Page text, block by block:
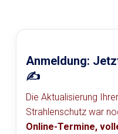
Anmeldung:
✍️
Die Aktualisierung
Strahlenschutz war
Online-Termine,